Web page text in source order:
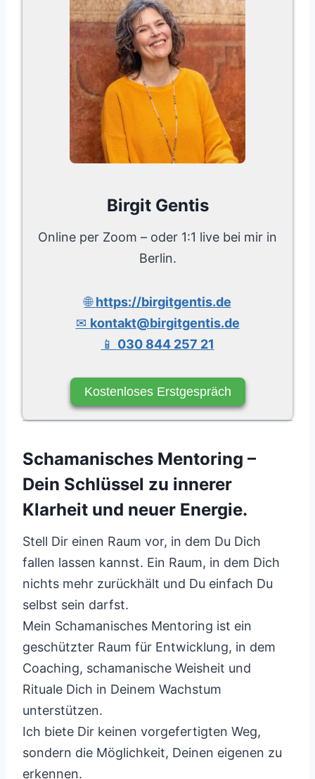
Birgit Gentis
Online per Zoom – oder 1:1 live bei mir in
Berlin.
🌐https://birgitgentis.de
✉ kontakt@birgitgentis.de
📱 030 844 257 21
Kostenloses Erstgespräch
Schamanisches Mentoring –
Dein Schlüssel zu innerer
Klarheit und neuer Energie.
Stell Dir einen Raum vor, in dem Du Dich
fallen lassen kannst. Ein Raum, in dem Dich
nichts mehr zurückhält und Du einfach Du
selbst sein darfst.
Mein Schamanisches Mentoring ist ein
geschützter Raum für Entwicklung, in dem
Coaching, schamanische Weisheit und
Rituale Dich in Deinem Wachstum
unterstützen.
Ich biete Dir keinen vorgefertigten Weg,
sondern die Möglichkeit, Deinen eigenen zu
erkennen.